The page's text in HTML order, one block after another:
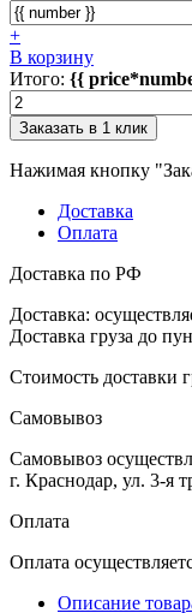
+
В корзину
Итого: {{
Заказать в 1 клик
Нажимая кнопку
Доставка
Оплата
Доставка по РФ
Доставка:
Доставка груза до
Стоимость доставки
Самовывоз
Самовывоз
г. Краснодар, ул. 3-я
Оплата
Оплата
Описание